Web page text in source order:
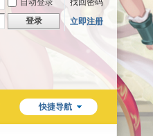
自动登录
找回密码
登录 立即注册
快捷导航